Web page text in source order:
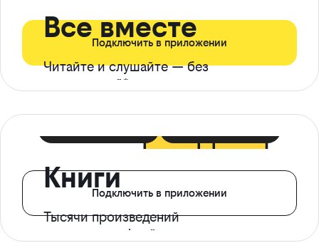
Все вместе
Читайте и слушайте — без
ограничений*
Подключить в приложении
Книги
Тысячи произведений
с доступом офлайн
Подключить в приложении